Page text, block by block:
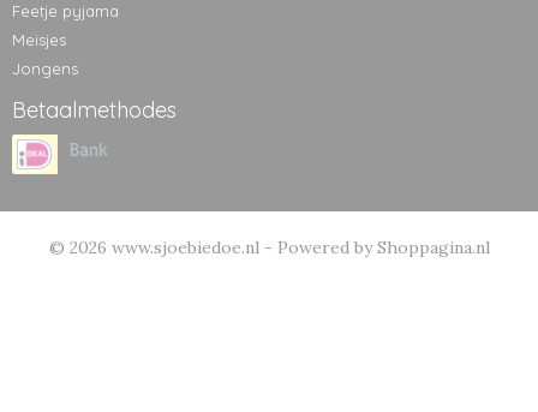
Feetje pyjama
Meisjes
Jongens
Betaalmethodes
© 2026 www.sjoebiedoe.nl - Powered by Shoppagina.nl